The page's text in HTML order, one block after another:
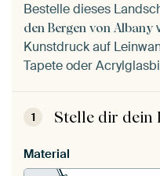
Bestelle dieses
den Bergen von Albany
Kunstdruck auf
Tapete oder
1 Stelle dir dein
Material